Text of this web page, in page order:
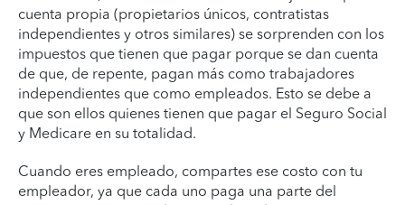
cuenta propia (propietarios únicos, contratistas
independientes y otros similares) se sorprenden con los
impuestos que tienen que pagar porque se dan cuenta
de que, de repente, pagan más como trabajadores
independientes que como empleados. Esto se debe a
que son ellos quienes tienen que pagar el Seguro Social
y Medicare en su totalidad.
Cuando eres empleado, compartes ese costo con tu
empleador, ya que cada uno paga una parte del